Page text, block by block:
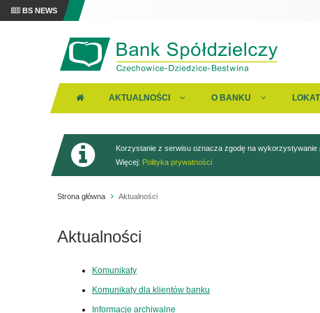
BS NEWS
AKTUALNOŚCI O BANKU
Korzystanie z serwisu oznacza zgodę na
Więcej: Polityka prywatności
Strona główna Aktualności
Aktualności
Komunikaty
Komunikaty dla klientów banku
Informacje archiwalne